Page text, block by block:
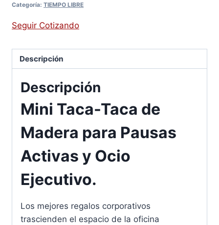
Categoría: TIEMPO LIBRE
Seguir Cotizando
Descripción
Descripción
Mini Taca-Taca de
Madera para Pausas
Activas y Ocio
Ejecutivo.
Los mejores regalos corporativos
trascienden el espacio de la oficina